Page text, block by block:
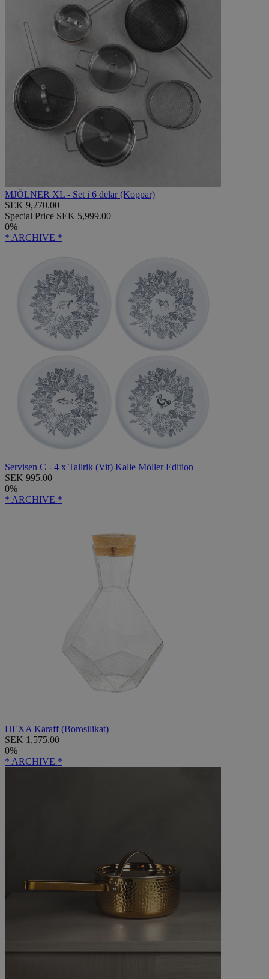
MJÖLNER XL - Set i 6 delar (Koppar)
SEK 9,270.00
Special Price SEK 5,999.00
0%
* ARCHIVE *
Servisen C - 4 x Tallrik (Vit) Kalle Möller Edition
SEK 995.00
0%
* ARCHIVE *
HEXA Karaff (Borosilikat)
SEK 1,575.00
0%
* ARCHIVE *